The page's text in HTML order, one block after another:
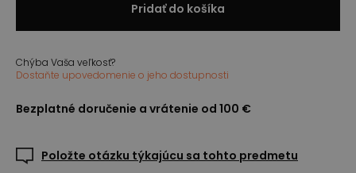
Pridať do košíka
Chýba Vaša veľkosť?
Dostaňte upovedomenie o jeho dostupnosti
Bezplatné doručenie a vrátenie od 100 €
Položte otázku týkajúcu sa tohto predmetu